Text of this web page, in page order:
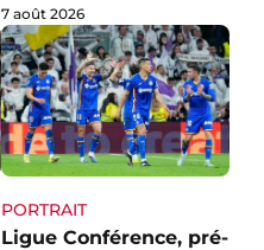
7 août 2026
PORTRAIT
Ligue Conférence, pré-